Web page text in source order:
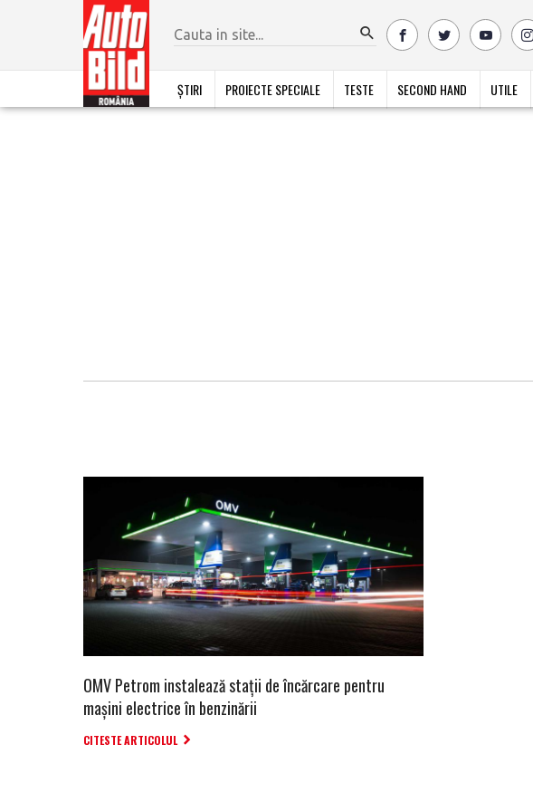
ȘTIRI PROIECTE SPECIALE TESTE SECOND HAND UTILE
OMV Petrom instalează stații de încărcare pentru
mașini electrice în benzinării
CITESTE ARTICOLUL